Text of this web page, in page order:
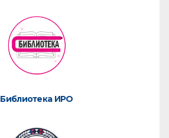
Библиотека ИРО